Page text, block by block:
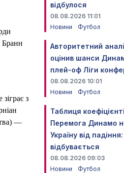
Бранн
з
—
відбулося
08.08.2026 11:01
Новини
Футбол
Авторитетний
оцінив шанси
плей-оф Ліги
08.08.2026 10:01
Новини
Футбол
Таблиця
Перемога Динамо
Україну від
відбувається
08.08.2026 09:03
Новини
Футбол